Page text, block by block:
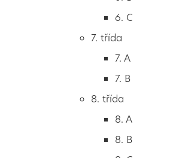
4. A
5. A
6. C
7. třída
7. A
7. B
8. třída
8. A
8. B